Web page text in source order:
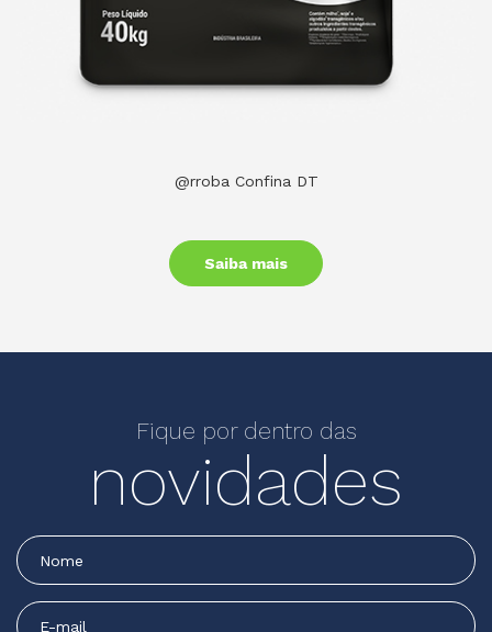
@rroba Confina DT
Saiba mais
Fique por dentro das
novidades